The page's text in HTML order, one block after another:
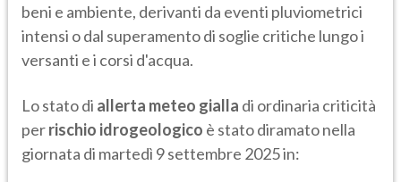
beni e ambiente, derivanti da eventi pluviometrici
intensi o dal superamento di soglie critiche lungo i
versanti e i corsi d'acqua.
Lo stato di allerta meteo gialla di ordinaria criticità
perrischio idrogeologico è stato diramato nella
giornata di martedì 9 settembre 2025 in: